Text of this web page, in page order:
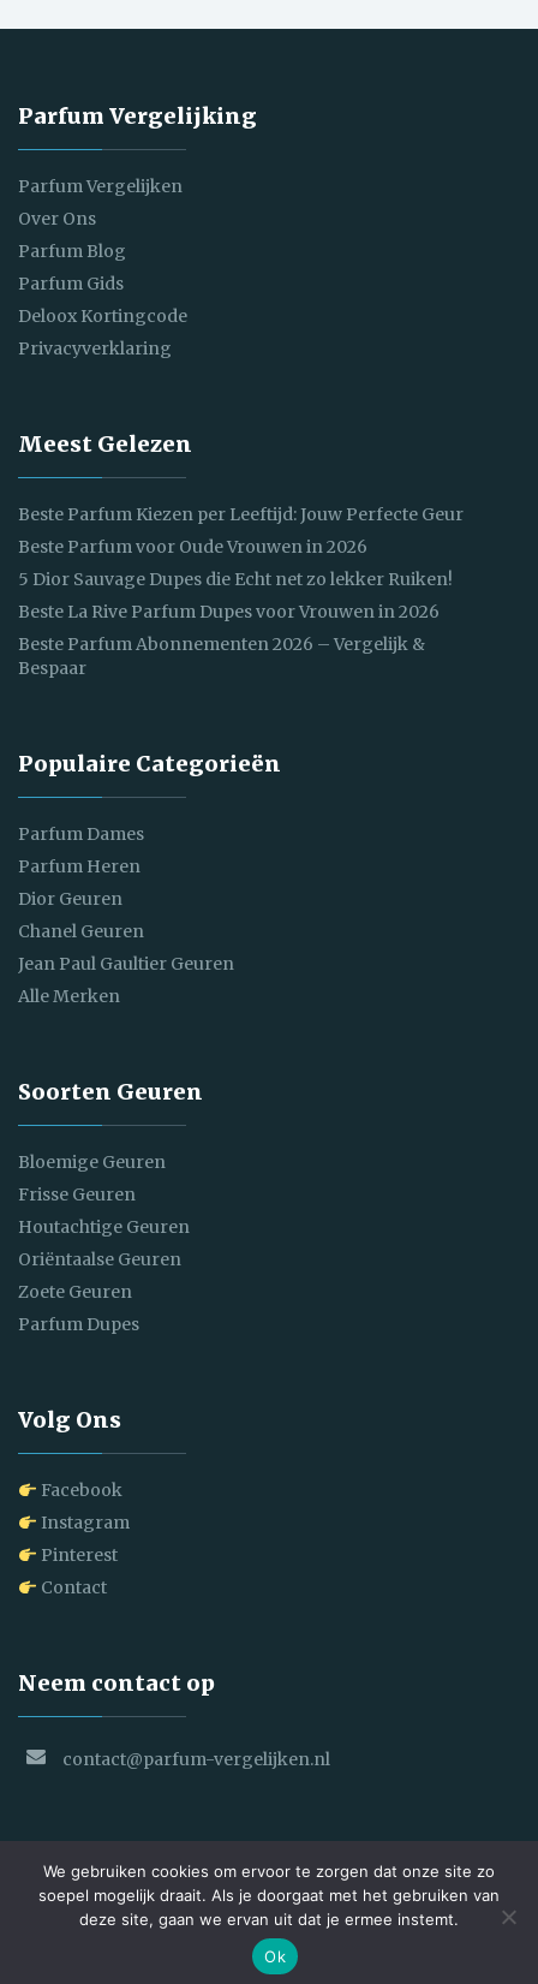
Parfum Vergelijking
Parfum Vergelijken
Over Ons
Parfum Blog
Parfum Gids
Deloox Kortingcode
Privacyverklaring
Meest Gelezen
Beste Parfum Kiezen per Leeftijd: Jouw Perfecte Geur
Beste Parfum voor Oude Vrouwen in 2026
5 Dior Sauvage Dupes die Echt net zo lekker Ruiken!
Beste La Rive Parfum Dupes voor Vrouwen in 2026
Beste Parfum Abonnementen 2026 – Vergelijk &
Bespaar
Populaire Categorieën
Parfum Dames
Parfum Heren
Dior Geuren
Chanel Geuren
Jean Paul Gaultier Geuren
Alle Merken
Soorten Geuren
Bloemige Geuren
Frisse Geuren
Houtachtige Geuren
Oriëntaalse Geuren
Zoete Geuren
Parfum Dupes
Volg Ons
Facebook
Instagram
Pinterest
Contact
Neem contact op
contact@parfum-vergelijken.nl
Copyright © 2025 Parfum Vergelijken. All Rights Reserved
We gebruiken cookies om ervoor te zorgen dat onze site zo
soepel mogelijk draait. Als je doorgaat met het gebruiken van
deze site, gaan we ervan uit dat je ermee instemt.
Ok